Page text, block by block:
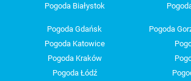
Pogoda Białystok
Pogoda Gdańsk
Pogoda
Pogoda Katowice
Pogoda Kraków
Pogoda Łódź